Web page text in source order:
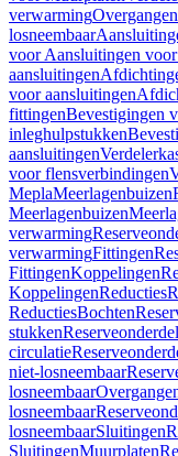
verwarming
losneembaar
voor Aansluitingen
aansluitingen
voor aansluitingen
fittingenBevestigingen
inleghulpstukken
aansluitingen
voor flensverbindingen
MeplaMeerlagenbuizen
Meerlagenbuizen
verwarming
verwarmingFittingen
FittingenKoppelingen
KoppelingenReducties
ReductiesBochten
stukken
circulatie
niet-losneembaar
losneembaar
losneembaar
losneembaarSluitingen
SluitingenMuurplaten